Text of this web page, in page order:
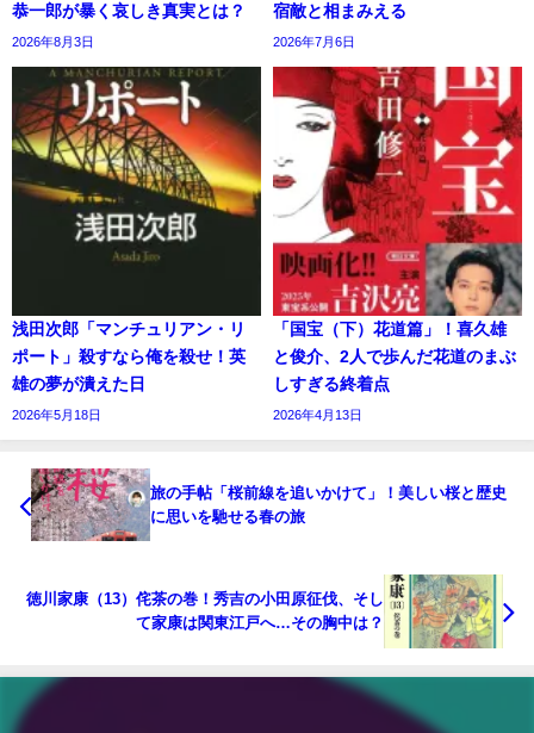
恭一郎が暴く哀しき真実とは？
2026年8月3日
宿敵と相まみえる
2026年7月6日
浅田次郎「マンチュリアン・リ
ポート」殺すなら俺を殺せ！英
雄の夢が潰えた日
2026年5月18日
「国宝（下）花道篇」！喜久雄
と俊介、2人で歩んだ花道のまぶ
しすぎる終着点
2026年4月13日
旅の手帖「桜前線を追いかけて」！美しい桜と歴史
に思いを馳せる春の旅
徳川家康（13）侘茶の巻！秀吉の小田原征伐、そし
て家康は関東江戸へ…その胸中は？